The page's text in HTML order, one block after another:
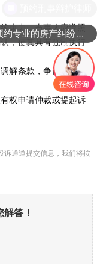
束力，当事人应遵照
，使其具有强制执行
解条款，争议发生后
权申请仲裁或提起诉
诉通道提交信息，我们将按
答！
预约专业的房产纠纷律师